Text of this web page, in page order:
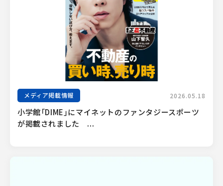
メディア掲載情報 2026.05.18
小学館「DIME」にマイネットのファンタジースポーツ
が掲載されました　...